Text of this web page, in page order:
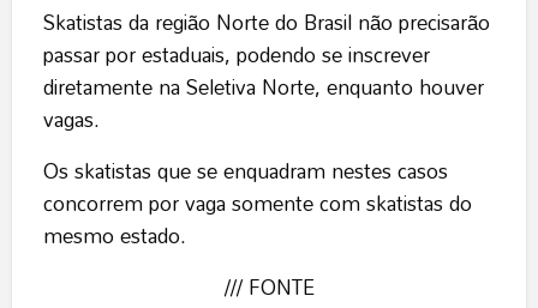
Skatistas da região Norte do Brasil não precisarão
passar por estaduais, podendo se inscrever
diretamente na Seletiva Norte, enquanto houver
vagas.
Os skatistas que se enquadram nestes casos
concorrem por vaga somente com skatistas do
mesmo estado.
/// FONTE